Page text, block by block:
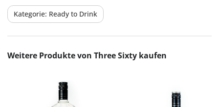
Kategorie: Ready to Drink
Produktgalerie überspringen
Weitere Produkte von Three Sixty kaufen